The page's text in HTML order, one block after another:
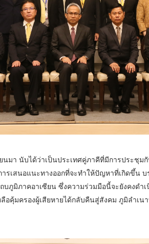
มา นับได้ว่าเป็นประเทศคู่ภาคีที่มีการประชุม
รเสนอแนะทางออกที่จะทำให้ปัญหาที่เกิดขึ้น
ภูมิภาคอาเซียน ซึ่งความร่วมมือนี้จะยังคงดำ
คุ้มครองผู้เสียหายได้กลับคืนสู่สังคม ภูมิลำเน